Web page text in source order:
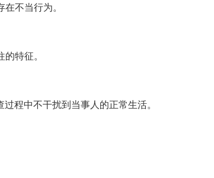
不当行为。
特征。
程中不干扰到当事人的正常生活。